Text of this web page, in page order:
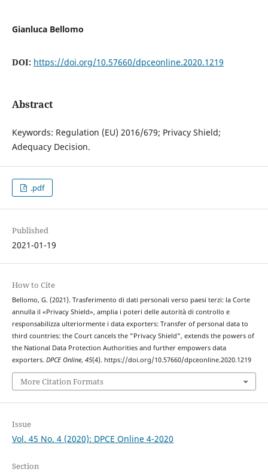
Gianluca Bellomo
DOI: https://doi.org/10.57660/dpceonline.2020.1219
Abstract
Keywords: Regulation (EU) 2016/679; Privacy Shield;
Adequacy Decision.
.pdf
Published
2021-01-19
How to Cite
Bellomo, G. (2021). Trasferimento di dati personali verso paesi terzi: la Corte
annulla il «Privacy Shield», amplia i poteri delle autorità di controllo e
responsabilizza ulteriormente i data exporters: Transfer of personal data to
third countries: the Court cancels the "Privacy Shield", extends the powers of
the National Data Protection Authorities and further empowers data
exporters. DPCE Online, 45(4). https://doi.org/10.57660/dpceonline.2020.1219
More Citation Formats
Issue
Vol. 45 No. 4 (2020): DPCE Online 4-2020
Section